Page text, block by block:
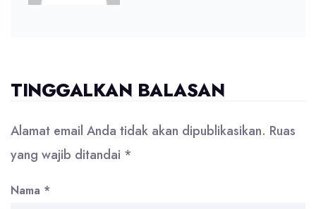
TINGGALKAN BALASAN
Alamat email Anda tidak akan dipublikasikan. Ruas
yang wajib ditandai *
Nama *